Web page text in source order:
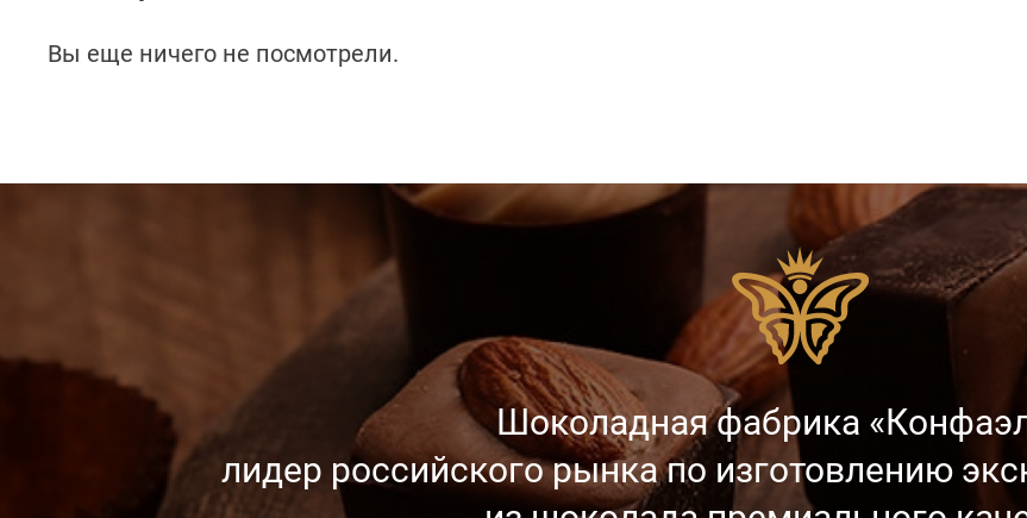
Вы еще ничего не посмотрели.
Шоколадная фабрика
лидер российского рынкапо изготовлению